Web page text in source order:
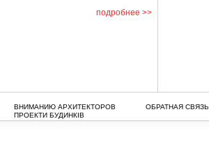
подробнее >>
ВНИМАНИЮ АРХИТЕКТОРОВ ОБРАТНАЯ СВЯЗЬ
ПРОЕКТИ БУДИНКІВ